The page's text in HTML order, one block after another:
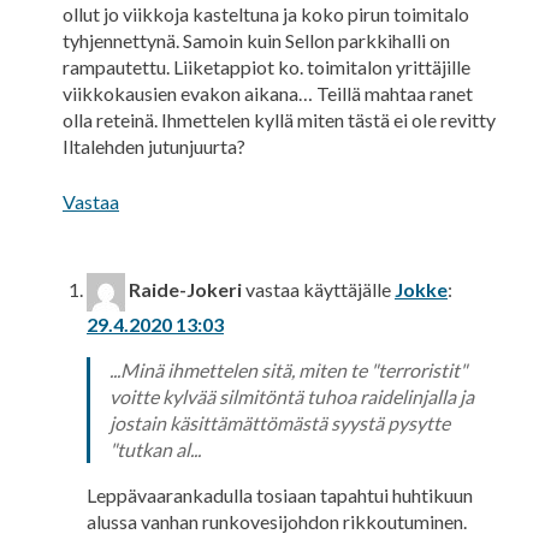
ollut jo viikkoja kasteltuna ja koko pirun toimitalo
tyhjennettynä. Samoin kuin Sellon parkkihalli on
rampautettu. Liiketappiot ko. toimitalon yrittäjille
viikkokausien evakon aikana… Teillä mahtaa ranet
olla reteinä. Ihmettelen kyllä miten tästä ei ole revitty
Iltalehden jutunjuurta?
Vastaa
Raide-Jokerivastaa käyttäjälle Jokke:
29.4.2020 13:03
Alkuperäinen
kommentti
käyttäjältä
Jokke:
...Minä ihmettelen sitä, miten te "terroristit"
voitte kylvää silmitöntä tuhoa raidelinjalla ja
jostain käsittämättömästä syystä pysytte
"tutkan al...
Vastaus:
Leppävaarankadulla tosiaan tapahtui huhtikuun
alussa vanhan runkovesijohdon rikkoutuminen.